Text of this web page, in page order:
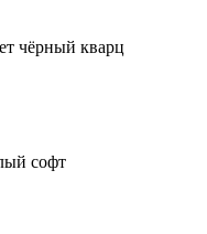
чёрный кварц
софт